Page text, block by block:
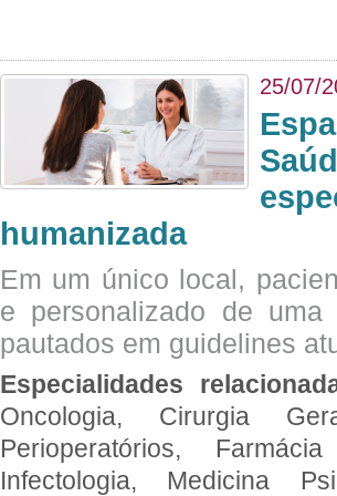
25/07/
humanizada
Em um único local,
e personalizado de uma
pautados em guidelines
Especialidades
Oncologia, Cirurgia
Perioperatórios,
Infectologia, Medicina